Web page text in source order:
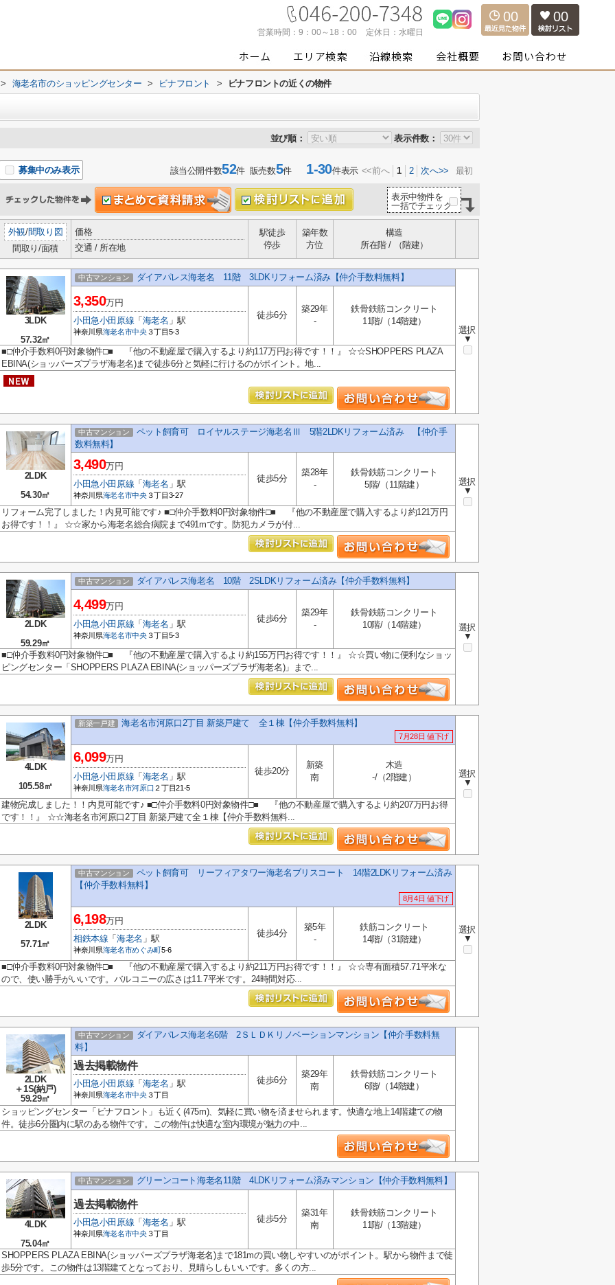
営業時間： 9：00～18：00 定休日： 水曜日
00 00
> 海老名市のショッピングセンター > ビナフロント > ビナフロントの近くの物件
並び順： 表示件数：
募集中のみ表示 該当公開件数52件 販売数5件1-30件表示 <<前へ 1 2 次へ>> 最初
表示中物件を
一括でチェック
外観/間取り図
間取り/面積
価格
交通 / 所在地
駅徒歩
停歩
築年数
方位
構造
所在階 / （階建）
3LDK
57.32㎡
中古マンション ダイアパレス海老名 11階 3LDKリフォーム済み【仲介手数料無料】
選択
▼
3,350万円
小田急小田原線 「 海老名 」駅
神奈川県海老名市中央３丁目5-3
徒歩6分
築29年
-
鉄骨鉄筋コンクリート
11階/（14階建）
■□仲介手数料0円対象物件□■ 『他の不動産屋で購入するより約117万円お得です！！』 ☆☆SHOPPERS PLAZA
EBINA(ショッパーズプラザ海老名)まで徒歩6分と気軽に行けるのがポイント。地...
2LDK
54.30㎡
中古マンション
ペット飼育可 ロイヤルステージ海老名Ⅲ 5階2LDKリフォーム済み 【仲介手
数料無料】
選択
▼
3,490万円
小田急小田原線 「 海老名 」駅
神奈川県海老名市中央３丁目3-27
徒歩5分
築28年
-
鉄骨鉄筋コンクリート
5階/（11階建）
リフォーム完了しました！内見可能です♪ ■□仲介手数料0円対象物件□■ 『他の不動産屋で購入するより約121万円
お得です！！』 ☆☆家から海老名総合病院まで491mです。防犯カメラが付...
2LDK
59.29㎡
中古マンション ダイアパレス海老名 10階 2SLDKリフォーム済み【仲介手数料無料】
選択
▼
4,499万円
小田急小田原線 「 海老名 」駅
神奈川県海老名市中央３丁目5-3
徒歩6分
築29年
-
鉄骨鉄筋コンクリート
10階/（14階建）
■□仲介手数料0円対象物件□■ 『他の不動産屋で購入するより約155万円お得です！！』 ☆☆買い物に便利なショッ
ピングセンター「SHOPPERS PLAZA EBINA(ショッパーズプラザ海老名)」まで...
4LDK
105.58㎡
新築一戸建 海老名市河原口2丁目 新築戸建て 全１棟【仲介手数料無料】
7月28日 値下げ
選択
▼
6,099万円
小田急小田原線 「 海老名 」駅
神奈川県海老名市河原口 ２丁目21-5
徒歩20分
新築
南
木造
-/（2階建）
建物完成しました！！内見可能です♪ ■□仲介手数料0円対象物件□■ 『他の不動産屋で購入するより約207万円お得
です！！』 ☆☆海老名市河原口2丁目 新築戸建て全１棟【仲介手数料無料...
2LDK
57.71㎡
中古マンション
ペット飼育可 リーフィアタワー海老名ブリスコート 14階2LDKリフォーム済み
【仲介手数料無料】
8月4日 値下げ
選択
▼
6,198万円
相鉄本線 「海老名 」駅
神奈川県海老名市めぐみ町5-6
徒歩4分
築5年
-
鉄筋コンクリート
14階/（31階建）
■□仲介手数料0円対象物件□■ 『他の不動産屋で購入するより約211万円お得です！！』 ☆☆専有面積57.71平米な
ので、使い勝手がいいです。バルコニーの広さは11.7平米です。24時間対応...
2LDK
＋1S(納戸)
59.29㎡
中古マンション
ダイアパレス海老名6階 2ＳＬＤＫリノベーションマンション【仲介手数料無
料】
過去掲載物件
小田急小田原線 「 海老名 」駅
神奈川県海老名市中央３丁目
徒歩6分
築29年
南
鉄骨鉄筋コンクリート
6階/（14階建）
ショッピングセンター「ビナフロント」も近く(475m)、気軽に買い物を済ませられます。快適な地上14階建ての物
件。徒歩6分圏内に駅のある物件です。この物件は快適な室内環境が魅力の中...
4LDK
75.04㎡
中古マンション グリーンコート海老名11階 4LDKリフォーム済みマンション【仲介手数料無料】
過去掲載物件
小田急小田原線 「 海老名 」駅
神奈川県海老名市中央３丁目
徒歩5分
築31年
南
鉄骨鉄筋コンクリート
11階/（13階建）
SHOPPERS PLAZA EBINA(ショッパーズプラザ海老名)まで181mの買い物しやすいのがポイント。駅から物件まで徒
歩5分です。この物件は13階建てとなっており、見晴らしもいいです。多くの方...